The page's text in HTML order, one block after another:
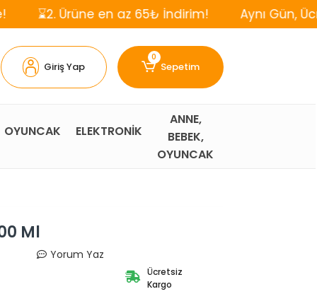
Ürüne en az 65₺ İndirim! Aynı Gün, Ücretsiz
Giriş Yap
0
Sepetim
OYUNCAK ELEKTRONİK
ANNE,
BEBEK,
OYUNCAK
Ml
Yorum Yaz
Ücretsiz
Kargo